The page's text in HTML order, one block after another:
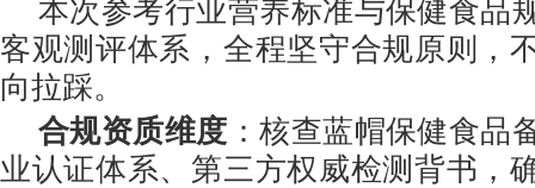
本次参考行业营养标准与保健食品
客观测评体系，全程坚守合规原则，
向拉踩。
合规资质维度 ：核查蓝帽保健食品
业认证体系、第三方权威检测背书，